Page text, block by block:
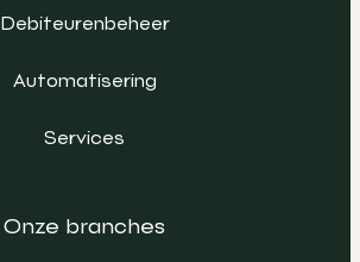
Debiteurenbeheer
Automatisering
Services
Onze branches